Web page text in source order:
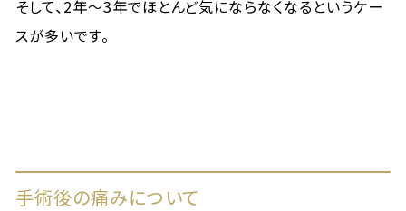
そして、2年～3年でほとんど気にならなくなるというケー
スが多いです。
手術後の痛みについて